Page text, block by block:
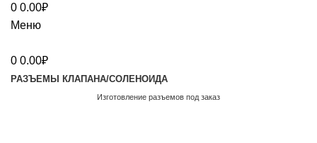
0 0.00₽
Меню
0 0.00₽
РАЗЪЕМЫ КЛАПАНА/СОЛЕНОИДА
Изготовление разъемов под заказ